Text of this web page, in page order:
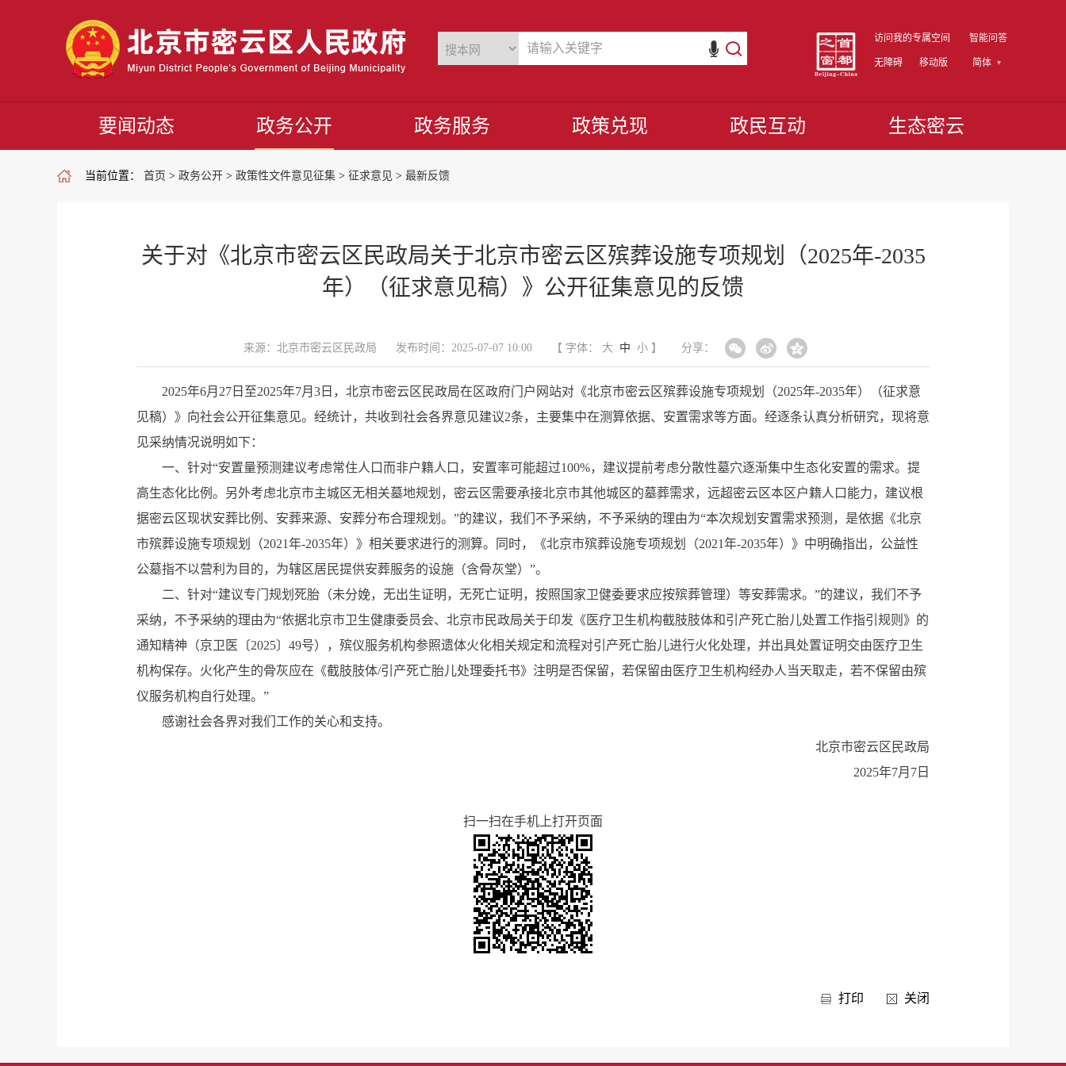
访问我的专属空间 智能问答
无障碍 移动版 简体
要闻动态 政务公开 政务服务 政策兑现 政民互动 生态密云
当前位置： 首页 > 政务公开 > 政策性文件意见征集 > 征求意见 > 最新反馈
关于对《北京市密云区民政局关于北京市密云区殡葬设施专项规划（2025年-2035
年）（征求意见稿）》公开征集意见的反馈
来源：北京市密云区民政局 发布时间：2025-07-07 10:00 【 字体： 大 中 小】 分享：
2025年6月27日至2025年7月3日，北京市密云区民政局在区政府门户网站对《北京市密云区殡葬设施专项规划（2025年-2035年）（征求意
见稿）》向社会公开征集意见。经统计，共收到社会各界意见建议2条，主要集中在测算依据、安置需求等方面。经逐条认真分析研究，现将意
见采纳情况说明如下：
一、针对“安置量预测建议考虑常住人口而非户籍人口，安置率可能超过100%，建议提前考虑分散性墓穴逐渐集中生态化安置的需求。提
高生态化比例。另外考虑北京市主城区无相关墓地规划，密云区需要承接北京市其他城区的墓葬需求，远超密云区本区户籍人口能力，建议根
据密云区现状安葬比例、安葬来源、安葬分布合理规划。”的建议，我们不予采纳，不予采纳的理由为“本次规划安置需求预测，是依据《北京
市殡葬设施专项规划（2021年-2035年）》相关要求进行的测算。同时，《北京市殡葬设施专项规划（2021年-2035年）》中明确指出，公益性
公墓指不以营利为目的，为辖区居民提供安葬服务的设施（含骨灰堂）”。
二、针对“建议专门规划死胎（未分娩，无出生证明，无死亡证明，按照国家卫健委要求应按殡葬管理）等安葬需求。”的建议，我们不予
采纳，不予采纳的理由为“依据北京市卫生健康委员会、北京市民政局关于印发《医疗卫生机构截肢肢体和引产死亡胎儿处置工作指引规则》的
通知精神（京卫医〔2025〕49号），殡仪服务机构参照遗体火化相关规定和流程对引产死亡胎儿进行火化处理，并出具处置证明交由医疗卫生
机构保存。火化产生的骨灰应在《截肢肢体/引产死亡胎儿处理委托书》注明是否保留，若保留由医疗卫生机构经办人当天取走，若不保留由殡
仪服务机构自行处理。”
感谢社会各界对我们工作的关心和支持。
北京市密云区民政局
2025年7月7日
扫一扫在手机上打开页面
打印 关闭